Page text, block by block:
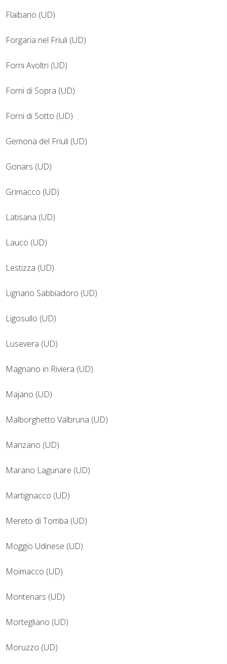
Flaibano (UD)
Forgaria nel Friuli (UD)
Forni Avoltri (UD)
Forni di Sopra (UD)
Forni di Sotto (UD)
Gemona del Friuli (UD)
Gonars (UD)
Grimacco (UD)
Latisana (UD)
Lauco (UD)
Lestizza (UD)
Lignano Sabbiadoro (UD)
Ligosullo (UD)
Lusevera (UD)
Magnano in Riviera (UD)
Majano (UD)
Malborghetto Valbruna (UD)
Manzano (UD)
Marano Lagunare (UD)
Martignacco (UD)
Mereto di Tomba (UD)
Moggio Udinese (UD)
Moimacco (UD)
Montenars (UD)
Mortegliano (UD)
Moruzzo (UD)